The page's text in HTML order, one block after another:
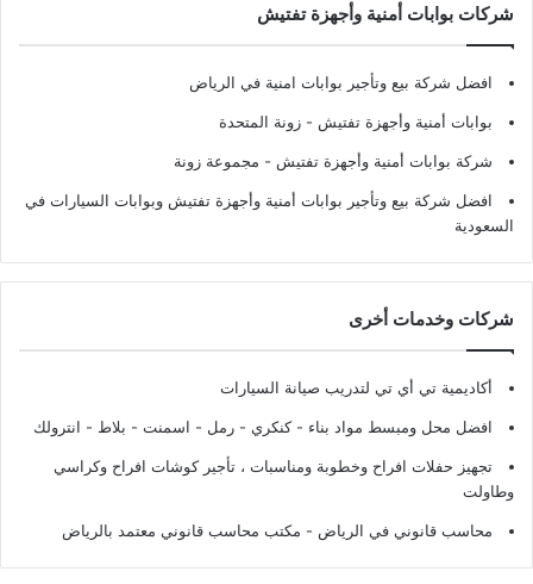
شركات بوابات أمنية وأجهزة تفتيش
افضل شركة بيع وتأجير بوابات امنية في الرياض
بوابات أمنية وأجهزة تفتيش - زونة المتحدة
شركة بوابات أمنية وأجهزة تفتيش - مجموعة زونة
افضل شركة بيع وتأجير بوابات أمنية وأجهزة تفتيش وبوابات السيارات في
السعودية
شركات وخدمات أخرى
أكاديمية تي أي تي لتدريب صيانة السيارات
افضل محل ومبسط مواد بناء - كنكري - رمل - اسمنت - بلاط - انترولك
تجهيز حفلات افراح وخطوبة ومناسبات ، تأجير كوشات افراح وكراسي
وطاولت
محاسب قانوني في الرياض - مكتب محاسب قانوني معتمد بالرياض